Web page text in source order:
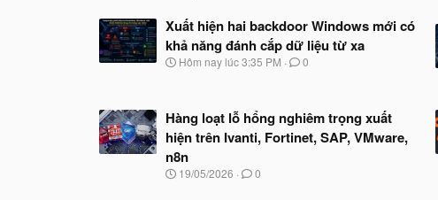
Xuất hiện hai backdoor Windows mới có
khả năng đánh cắp dữ liệu từ xa
N
b
ắ
t
đ
ầ
Hôm nay lúc 3:35 PM 0
Hàng loạt lỗ hổng nghiêm trọng xuất
hiện trên Ivanti, Fortinet, SAP, VMware,
n8n
N
19/05/2026 0